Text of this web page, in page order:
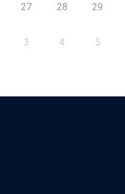
27 28 29
3 4 5